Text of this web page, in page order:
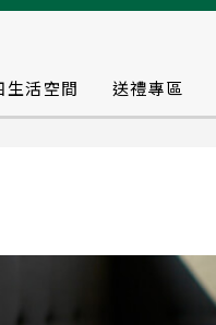
生活空間 送禮專區